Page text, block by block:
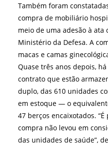
Também foram
compra de mobiliário
meio de uma adesão à
Ministério da Defesa. A
macas e camas
Quase três anos depois,
contrato que estão
duplo, das 610 unidades
em estoque — o
47 berços encaixotados.
compra não levou em
das unidades de saúde”,